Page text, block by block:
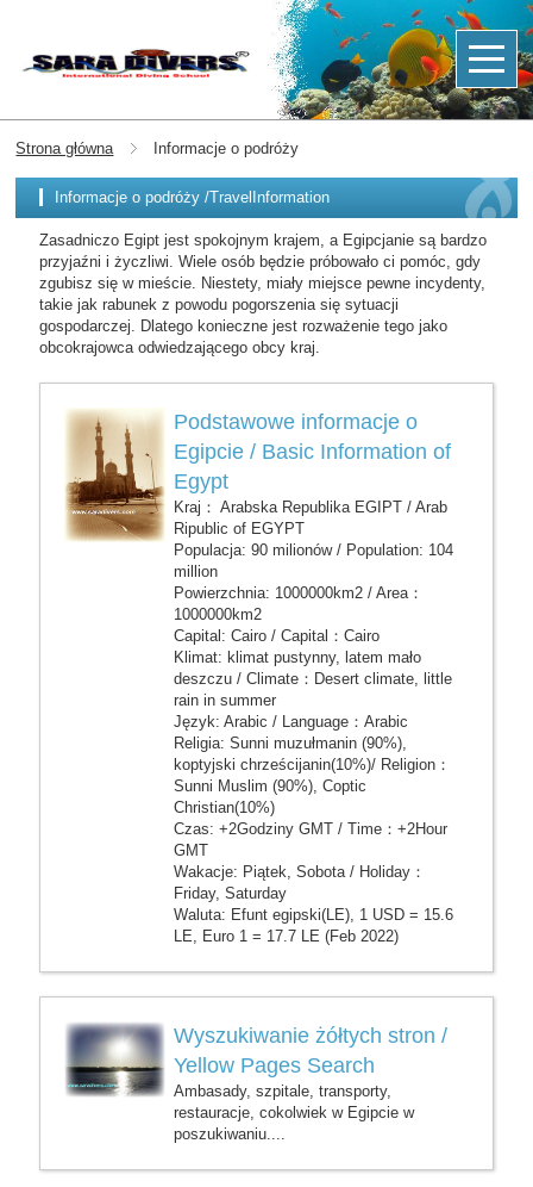
Strona główna Informacje o podróży
Informacje o podróży /TravelInformation
Zasadniczo Egipt jest spokojnym krajem, a Egipcjanie są bardzo
przyjaźni i życzliwi. Wiele osób będzie próbowało ci pomóc, gdy
zgubisz się w mieście. Niestety, miały miejsce pewne incydenty,
takie jak rabunek z powodu pogorszenia się sytuacji
gospodarczej. Dlatego konieczne jest rozważenie tego jako
obcokrajowca odwiedzającego obcy kraj.
Podstawowe informacje o
Egipcie / Basic Information of
Egypt
Kraj： Arabska Republika EGIPT / Arab
Ripublic of EGYPT
Populacja: 90 milionów / Population: 104
million
Powierzchnia: 1000000km2 / Area：
1000000km2
Capital: Cairo / Capital：Cairo
Klimat: klimat pustynny, latem mało
deszczu / Climate：Desert climate, little
rain in summer
Język: Arabic / Language：Arabic
Religia: Sunni muzułmanin (90%),
koptyjski chrześcijanin(10%)/ Religion：
Sunni Muslim (90%), Coptic
Christian(10%)
Czas: +2Godziny GMT / Time：+2Hour
GMT
Wakacje: Piątek, Sobota / Holiday：
Friday, Saturday
Waluta: Efunt egipski(LE), 1 USD = 15.6
LE, Euro 1 = 17.7 LE (Feb 2022)
Wyszukiwanie żółtych stron /
Yellow Pages Search
Ambasady, szpitale, transporty,
restauracje, cokolwiek w Egipcie w
poszukiwaniu....